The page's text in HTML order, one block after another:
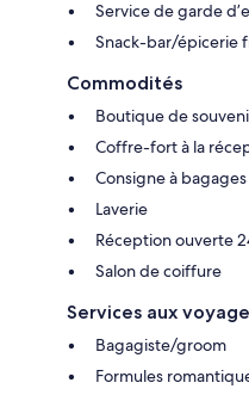
Service de garde
Snack-bar/épicerie
Commodités
Boutique de
Coffre-fort à la
Consigne à bagages
Laverie
Réception ouverte
Salon de coiffure
Services aux
Bagagiste/groom
Formules